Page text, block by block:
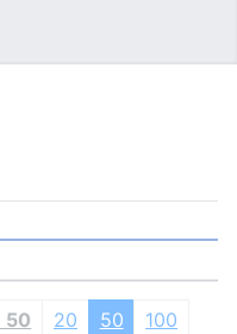
50 20 50
100